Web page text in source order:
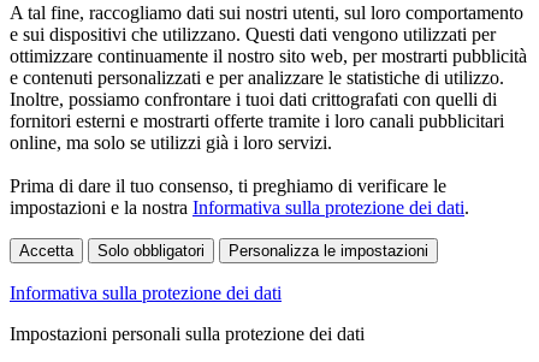
A tal fine, raccogliamo dati sui nostri utenti, sul loro comportamento
e sui dispositivi che utilizzano. Questi dati vengono utilizzati per
ottimizzare continuamente il nostro sito web, per mostrarti pubblicità
e contenuti personalizzati e per analizzare le statistiche di utilizzo.
Inoltre, possiamo confrontare i tuoi dati crittografati con quelli di
fornitori esterni e mostrarti offerte tramite i loro canali pubblicitari
online, ma solo se utilizzi già i loro servizi.
Prima di dare il tuo consenso, ti preghiamo di verificare le
impostazioni e la nostra Informativa sulla protezione dei dati.
Accetta Solo obbligatori Personalizza le impostazioni
Informativa sulla protezione dei dati
Impostazioni personali sulla protezione dei dati